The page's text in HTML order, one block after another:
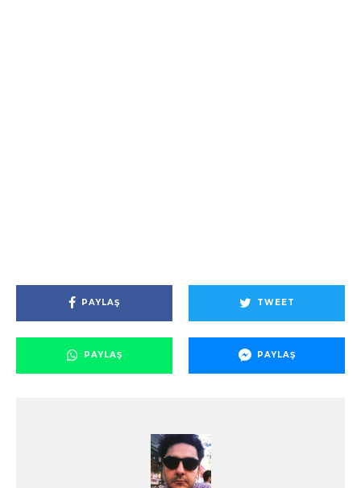
PAYLAŞ TWEET
PAYLAŞ PAYLAŞ